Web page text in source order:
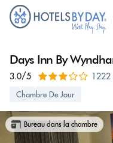
Days Inn By
3.0/5 1222
Chambre De Jour
Bureau dans la chambre